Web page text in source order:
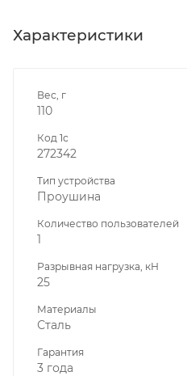
Характеристики
Вес, г
110
Код 1с
272342
Тип устройства
Проушина
Количество пользователей
1
Разрывная нагрузка, кН
25
Материалы
Сталь
Гарантия
3 года